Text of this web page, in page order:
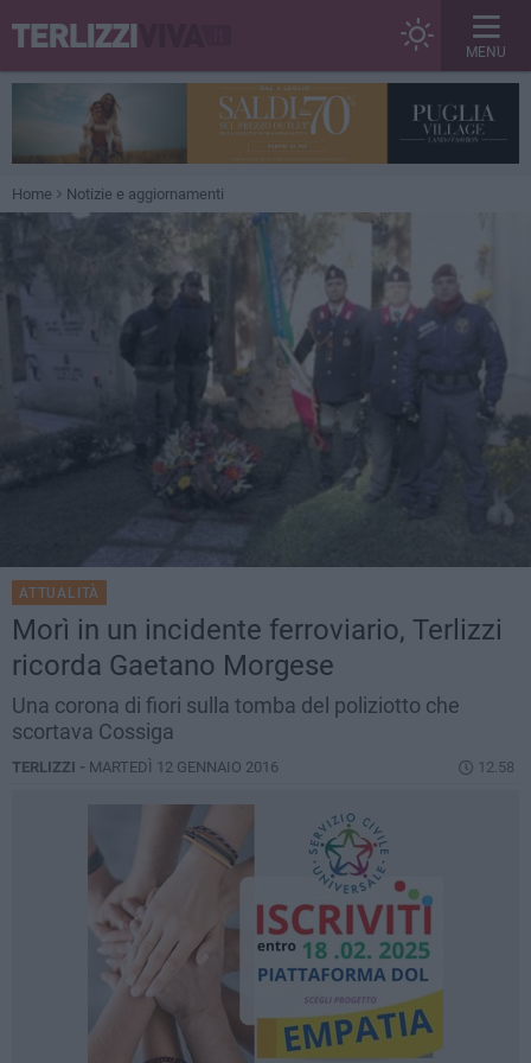
MENU
Home Notizie e aggiornamenti
ATTUALITÀ
Morì in un incidente ferroviario, Terlizzi
ricorda Gaetano Morgese
Una corona di fiori sulla tomba del poliziotto che
scortava Cossiga
TERLIZZI - MARTEDÌ 12 GENNAIO 2016 12.58